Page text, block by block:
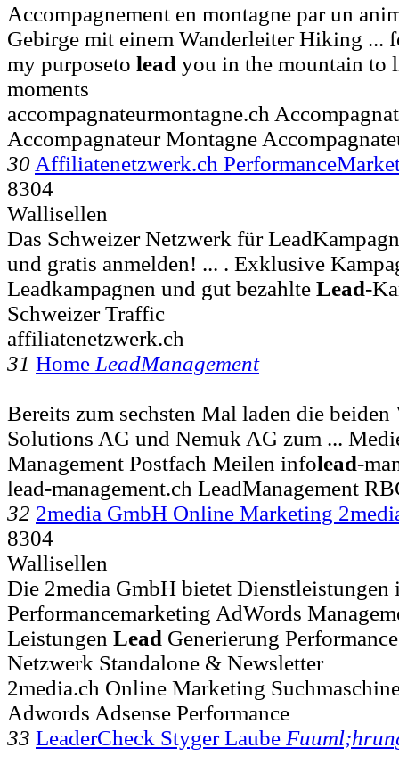
Accompagnement en montagne par un
Gebirge mit einem Wanderleiter Hiking ...
my purposeto lead you in the mountain to
moments
accompagnateurmontagne.ch
Accompagnateur Montagne
30 Affiliatenetzwerk.ch
8304
Wallisellen
Das Schweizer Netzwerk für
und gratis anmelden! ... . Exklusive
Leadkampagnen und gut bezahlte Lead-
Schweizer Traffic
affiliatenetzwerk.ch
31 Home LeadManagement
Bereits zum sechsten Mal laden die beiden
Solutions AG und Nemuk AG zum ...
Management Postfach Meilen infolead-
lead-management.ch LeadManagement
32 2media GmbH Online Marketing
8304
Wallisellen
Die 2media GmbH bietet
Performancemarketing AdWords
Leistungen Lead Generierung
Netzwerk Standalone & Newsletter
2media.ch Online Marketing
Adwords Adsense Performance
33 LeaderCheck Styger Laube